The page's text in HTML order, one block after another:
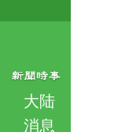
大陆
消息